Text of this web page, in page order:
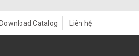
Download Catalog Liên hệ